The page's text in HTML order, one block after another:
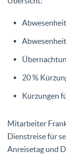
20 %
Kürzungen
Mitarbeiter
Dienstreise für
Anreisetag und